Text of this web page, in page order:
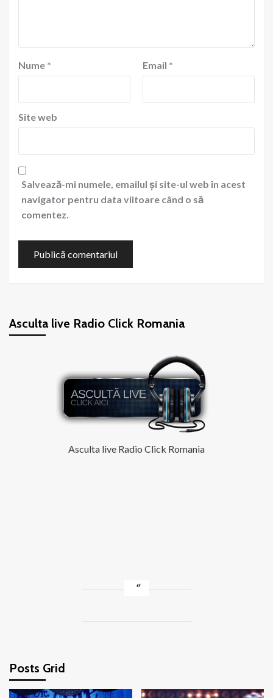
Nume * Email *
Site web
Salvează-mi numele, emailul și site-ul web în acest
navigator pentru data viitoare când o să
comentez.
Asculta live Radio Click Romania
Asculta live Radio Click Romania
Posts Grid